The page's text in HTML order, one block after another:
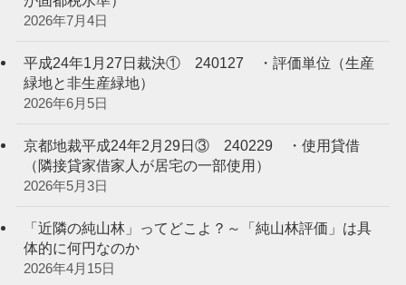
2026年7月4日
平成24年1月27日裁決① 240127 ・評価単位（生産
緑地と非生産緑地）
2026年6月5日
京都地裁平成24年2月29日③ 240229 ・使用貸借
（隣接貸家借家人が居宅の一部使用）
2026年5月3日
「近隣の純山林」ってどこよ？～「純山林評価」は具
体的に何円なのか
2026年4月15日